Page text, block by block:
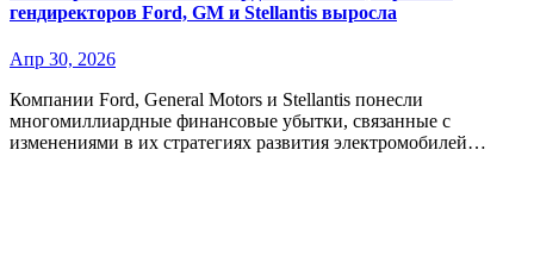
гендиректоров Ford, GM и Stellantis выросла
Апр 30, 2026
Компании Ford, General Motors и Stellantis понесли
многомиллиардные финансовые убытки, связанные с
изменениями в их стратегиях развития электромобилей…